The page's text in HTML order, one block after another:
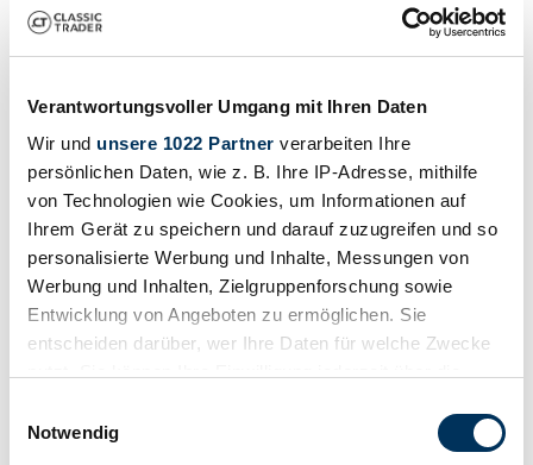
Verantwortungsvoller Umgang mit Ihren Daten
Wir und unsere 1022 Partner verarbeiten Ihre
persönlichen Daten, wie z. B. Ihre IP-Adresse, mithilfe
von Technologien wie Cookies, um Informationen auf
Ihrem Gerät zu speichern und darauf zuzugreifen und so
personalisierte Werbung und Inhalte, Messungen von
Werbung und Inhalten, Zielgruppenforschung sowie
Entwicklung von Angeboten zu ermöglichen. Sie
entscheiden darüber, wer Ihre Daten für welche Zwecke
Trigger Symbol ändern oder widerrufen
Notwendig
1967 | Mercedes-Benz 300 SE
Das weltbeste 300 SE Coupe !
Preis auf Anfrage